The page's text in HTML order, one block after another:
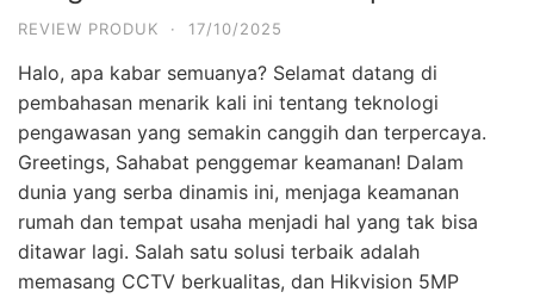
REVIEW PRODUK · 17/10/2025
Halo, apa kabar semuanya? Selamat datang di
pembahasan menarik kali ini tentang teknologi
pengawasan yang semakin canggih dan terpercaya.
Greetings, Sahabat penggemar keamanan! Dalam
dunia yang serba dinamis ini, menjaga keamanan
rumah dan tempat usaha menjadi hal yang tak bisa
ditawar lagi. Salah satu solusi terbaik adalah
memasang CCTV berkualitas, dan Hikvision 5MP